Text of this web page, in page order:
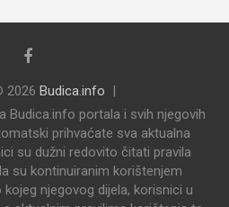
2026 Budica.info
Budica.info portala i svih njegovih
prihvaćate sva aktualna
su dužni redovito čitati pravila
su kontinuiranim korištenjem
njegovog dijela, korisnici u